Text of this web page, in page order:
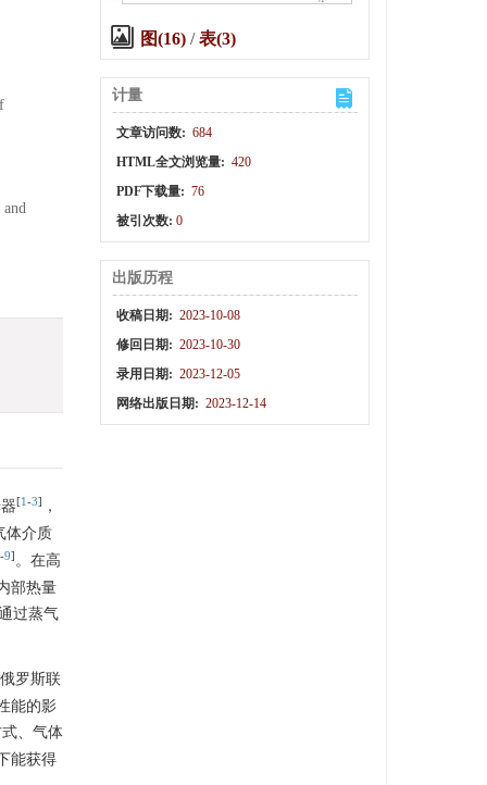
[1 -3]
，
体介质
-9] 。在高
部热量
过蒸气
罗斯联
能的影
、气体
能获得
图(16)/表(3)
计量
文章访问数: 684
HTML全文浏览量: 420
PDF下载量: 76
被引次数: 0
出版历程
收稿日期: 2023-10-08
修回日期: 2023-10-30
录用日期: 2023-12-05
网络出版日期: 2023-12-14